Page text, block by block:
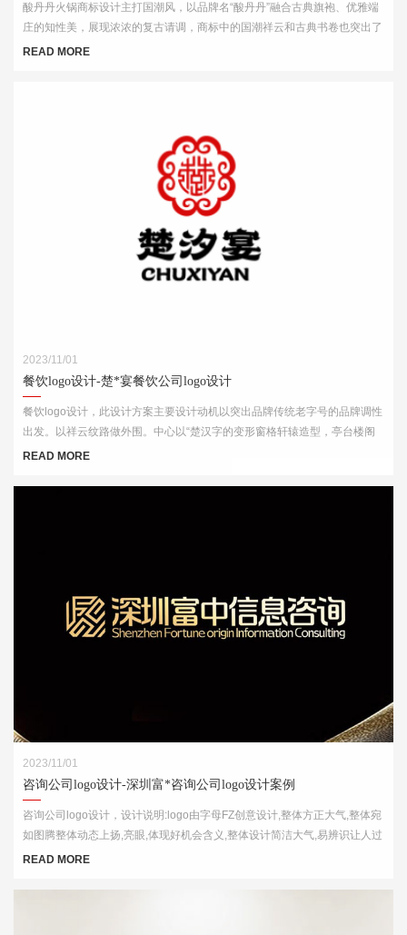
酸丹丹火锅商标设计主打国潮风，以品牌名“酸丹丹”融合古典旗袍、优雅端
庄的知性美，展现浓浓的复古请调，商标中的国潮祥云和古典书卷也突出了
中式元素，“祥云”又代表了吉祥，喜庆，幸福，更有人间烟火的气息，象征
READ MORE
2023/11/01
餐饮logo设计-楚*宴餐饮公司logo设计
餐饮logo设计，此设计方案主要设计动机以突出品牌传统老字号的品牌调性
出发。以祥云纹路做外围。中心以“楚汉字的变形窗格轩辕造型，亭台楼阁
酒肆的视觉印象，链接企业的行业特征
READ MORE
2023/11/01
咨询公司logo设计-深圳富*咨询公司logo设计案例
咨询公司logo设计，设计说明:logo由字母FZ创意设计,整体方正大气,整体宛
如图腾整体动态上扬,亮眼,体现好机会含义,整体设计简洁大气,易辨识让人过
目不忘
READ MORE